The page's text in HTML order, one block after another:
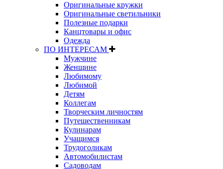
Оригинальные кружки
Оригинальные светильники
Полезные подарки
Канцтовары и офис
Одежда
ПО ИНТЕРЕСАМ
Мужчине
Женщине
Любимому
Любимой
Детям
Коллегам
Творческим личностям
Путешественникам
Кулинарам
Учащимся
Трудоголикам
Автомобилистам
Садоводам